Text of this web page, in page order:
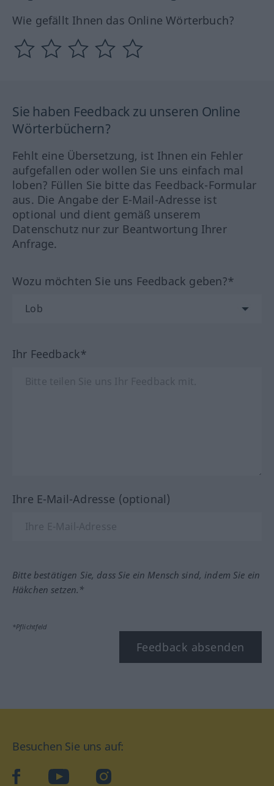
Wie gefällt Ihnen das Online Wörterbuch?
Sie haben Feedback zu unseren Online
Wörterbüchern?
Fehlt eine Übersetzung, ist Ihnen ein Fehler
aufgefallen oder wollen Sie uns einfach mal
loben? Füllen Sie bitte das Feedback-Formular
aus. Die Angabe der E-Mail-Adresse ist
optional und dient gemäß unserem
Datenschutz nur zur Beantwortung Ihrer
Anfrage.
Wozu möchten Sie uns Feedback geben?*
Ihr Feedback*
Ihre E-Mail-Adresse (optional)
Bitte bestätigen Sie, dass Sie ein Mensch sind, indem Sie ein
Häkchen setzen.*
*Pflichtfeld
Feedback absenden
Besuchen Sie uns auf:
facebookYouTube Instagram